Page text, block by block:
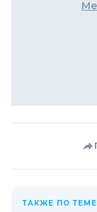
ТАКЖЕ ПО ТЕМЕ